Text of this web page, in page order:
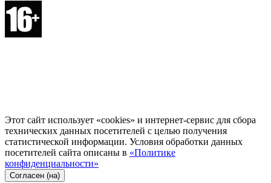
Этот сайт использует «cookies» и интернет-сервис для сбора
технических данных посетителей с целью получения
статистической информации. Условия обработки данных
посетителей сайта описаны в «Политике
конфиденциальности»
Согласен (на)